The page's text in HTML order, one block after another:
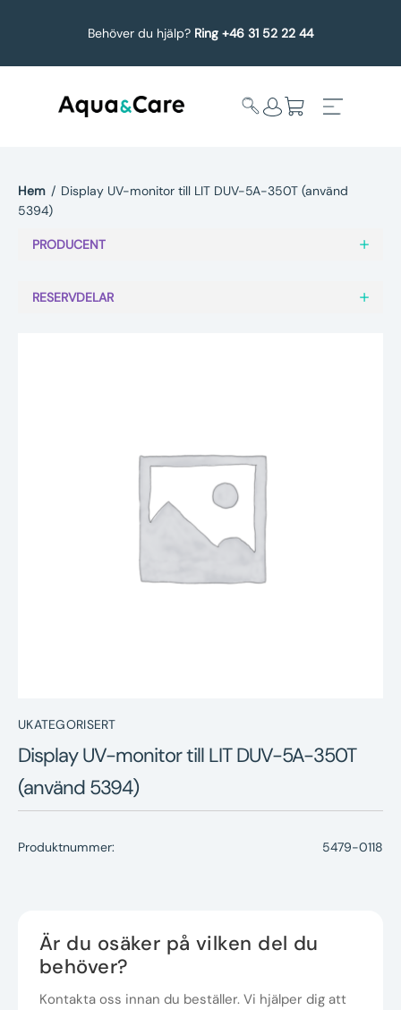
Behöver du hjälp? Ring +46 31 52 22 44
Underhållstips
Kontakt
Hem / Display UV-monitor till LIT DUV-5A-350T (använd
5394)
PRODUCENT
RESERVDELAR
UKATEGORISERT
Display UV-monitor till LIT DUV-5A-350T
(använd 5394)
Produktnummer: 5479-0118
Är du osäker på vilken del du
behöver?
Kontakta oss innan du beställer. Vi hjälper dig att